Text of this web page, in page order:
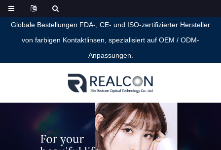
Globale Bestellungen FDA-, CE- und ISO-zertifizierter Hersteller
von farbigen Kontaktlinsen, spezialisiert auf OEM / ODM-
Anpassungen.